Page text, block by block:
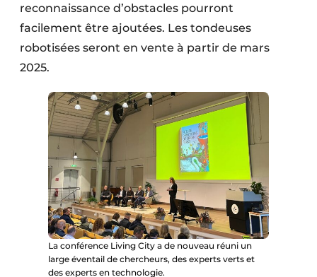
reconnaissance d’obstacles pourront
facilement être ajoutées. Les tondeuses
robotisées seront en vente à partir de mars
2025.
La conférence Living City a de nouveau réuni un
large éventail de chercheurs, des experts verts et
des experts en technologie.